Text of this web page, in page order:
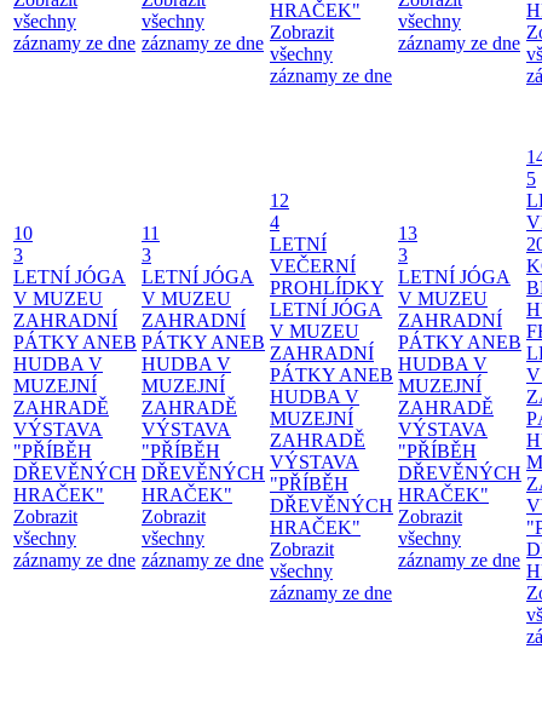
všechny
záznamy ze dne
všechny
záznamy ze dne
HRAČEK"
Zobrazit
všechny
záznamy ze dne
všechny
záznamy ze dne
10
3
LETNÍ JÓGA
V MUZEU
ZAHRADNÍ
PÁTKY ANEB
HUDBA V
MUZEJNÍ
ZAHRADĚ
VÝSTAVA
"PŘÍBĚH
DŘEVĚNÝCH
HRAČEK"
Zobrazit
všechny
záznamy ze dne
11
3
LETNÍ JÓGA
V MUZEU
ZAHRADNÍ
PÁTKY ANEB
HUDBA V
MUZEJNÍ
ZAHRADĚ
VÝSTAVA
"PŘÍBĚH
DŘEVĚNÝCH
HRAČEK"
Zobrazit
všechny
záznamy ze dne
12
4
LETNÍ
VEČERNÍ
PROHLÍDKY
LETNÍ JÓGA
V MUZEU
ZAHRADNÍ
PÁTKY ANEB
HUDBA V
MUZEJNÍ
ZAHRADĚ
VÝSTAVA
"PŘÍBĚH
DŘEVĚNÝCH
HRAČEK"
Zobrazit
všechny
záznamy ze dne
13
3
LETNÍ JÓGA
V MUZEU
ZAHRADNÍ
PÁTKY ANEB
HUDBA V
MUZEJNÍ
ZAHRADĚ
VÝSTAVA
"PŘÍBĚH
DŘEVĚNÝCH
HRAČEK"
Zobrazit
všechny
záznamy ze dne
5